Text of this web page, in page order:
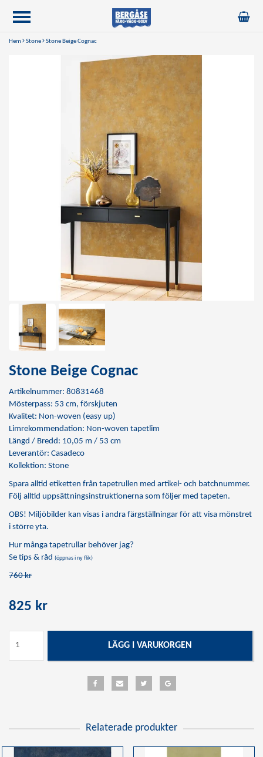
Hem Stone Stone Beige Cognac
Stone Beige Cognac
Artikelnummer: 80831468
Mösterpass: 53 cm, förskjuten
Kvalitet: Non-woven (easy up)
Limrekommendation: Non-woven tapetlim
Längd / Bredd: 10,05 m / 53 cm
Leverantör: Casadeco
Kollektion: Stone
Spara alltid etiketten från tapetrullen med artikel- och batchnummer.
Följ alltid uppsättningsinstruktionerna som följer med tapeten.
OBS! Miljöbilder kan visas i andra färgställningar för att visa mönstret
i större yta.
Hur många tapetrullar behöver jag?
Se tips & råd (öppnas i ny flik)
760 kr
825 kr
LÄGG I VARUKORGEN
Relaterade produkter